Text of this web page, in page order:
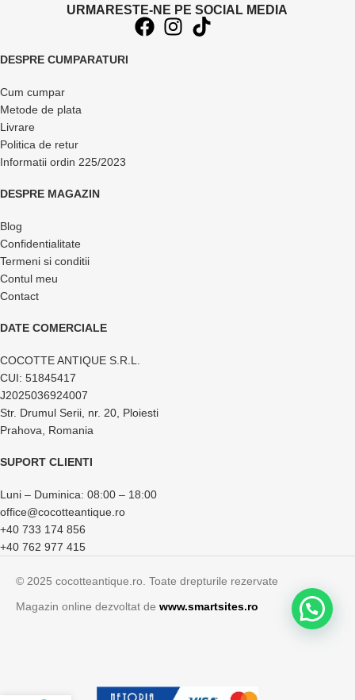
URMARESTE-NE PE SOCIAL MEDIA
DESPRE CUMPARATURI
Cum cumpar
Metode de plata
Livrare
Politica de retur
Informatii ordin 225/2023
DESPRE MAGAZIN
Blog
Confidentialitate
Termeni si conditii
Contul meu
Contact
DATE COMERCIALE
COCOTTE ANTIQUE S.R.L.
CUI: 51845417
J2025036924007
Str. Drumul Serii, nr. 20, Ploiesti
Prahova, Romania
SUPORT CLIENTI
Luni – Duminica: 08:00 – 18:00
office@cocotteantique.ro
+40 733 174 856
+40 762 977 415
© 2025 cocotteantique.ro. Toate drepturile rezervate
Magazin online dezvoltat de www.smartsites.ro